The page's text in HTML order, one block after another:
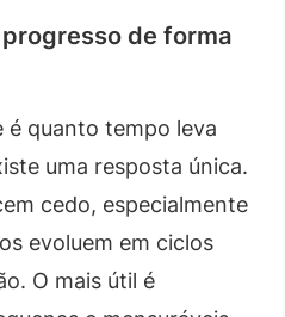
de forma
é quanto tempo leva
uma resposta única.
cedo, especialmente
evoluem em ciclos
O mais útil é